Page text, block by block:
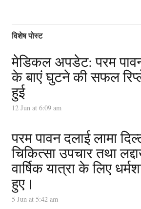
विशेष पोस्ट
मेडिकल अपडेट: परम
के बाएं घुटने की सफल
हुई
12 Jun at 6:09 am
परम पावन दलाई लामा
चिकित्सा उपचार तथा
वार्षिक यात्रा के लिए
हुए।
5 Jun at 5:42 am